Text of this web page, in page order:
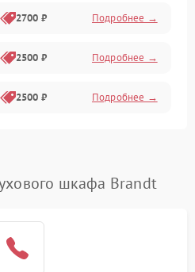
2700 ₽ Подробнее →
2500 ₽ Подробнее →
2500 ₽ Подробнее →
шкафа Brandt